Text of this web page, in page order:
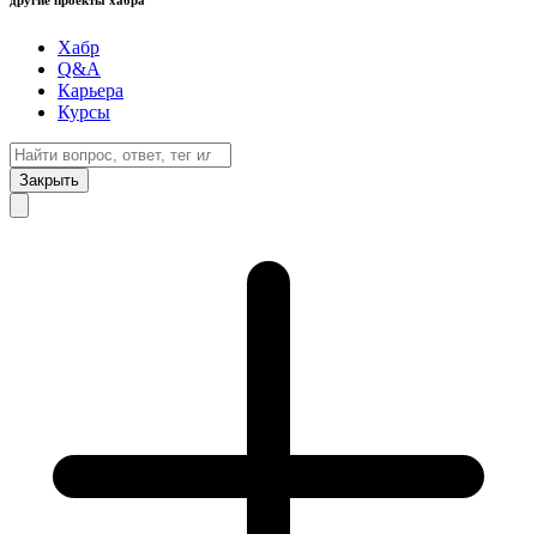
Хабр
Q&A
Карьера
Курсы
Закрыть